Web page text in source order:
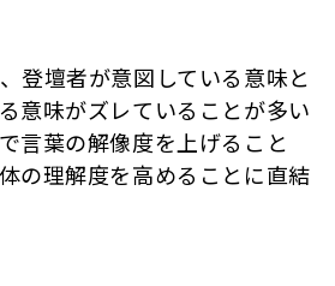
登壇者が意図している意味と
意味がズレていることが多い
言葉の解像度を上げること
の理解度を高めることに直結